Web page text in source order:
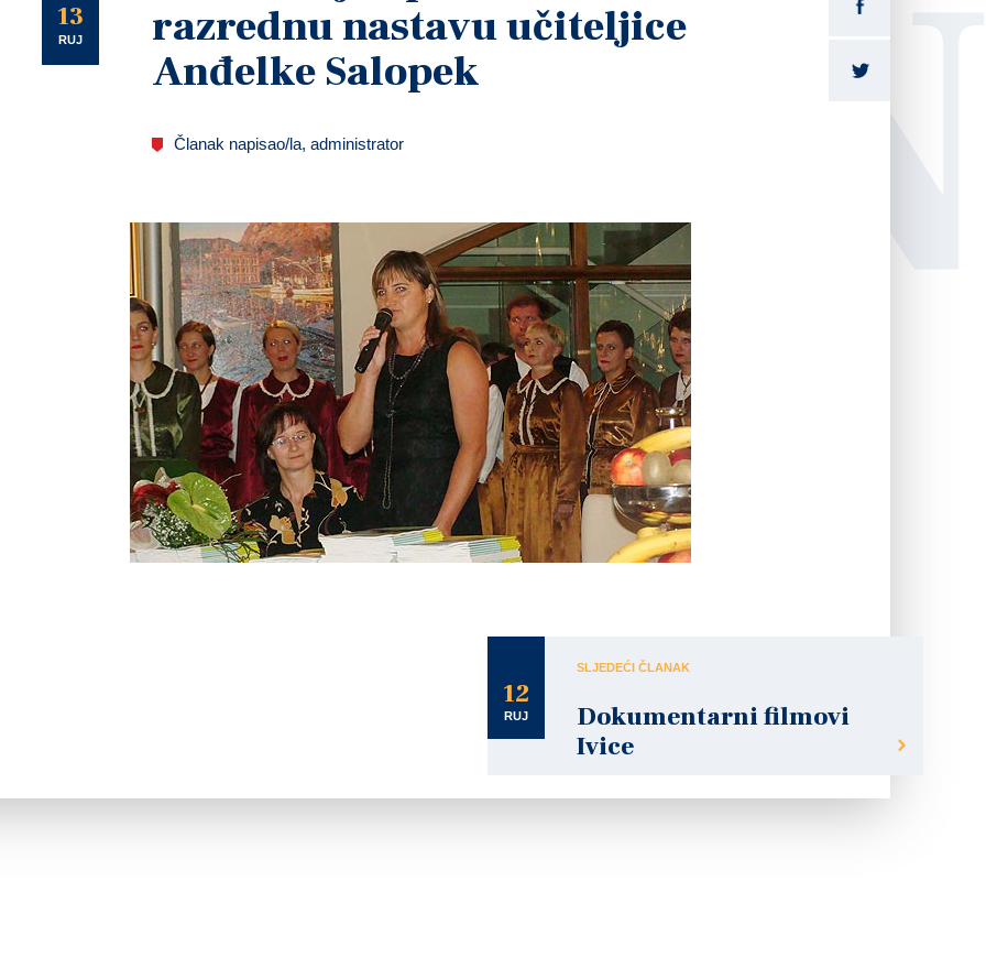
13
RUJ
razrednu nastavu učiteljice
Anđelke Salopek
Članak napisao/la, administrator
12
RUJ
SLJEDEĆI ČLANAK
Dokumentarni filmovi
Ivice